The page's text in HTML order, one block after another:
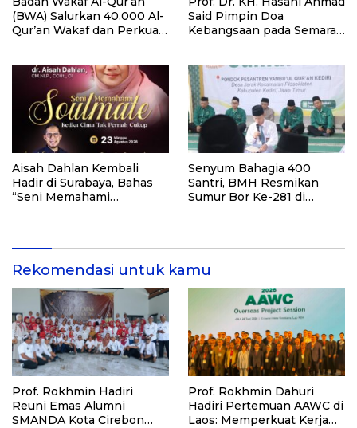
(BWA) Salurkan 40.000 Al-
Qur’an Wakaf dan Perkuat
Said Pimpin Doa
Kebangsaan pada Semarak
dan Pemasyarakatan RI
Aisah Dahlan Kembali
Hadir di Surabaya, Bahas
“Seni Memahami
Senyum Bahagia 400
Santri, BMH Resmikan
Sumur Bor Ke-281 di
Rekomendasi untuk kamu
Prof. Rokhmin Hadiri
Reuni Emas Alumni
SMANDA Kota Cirebon
Prof. Rokhmin Dahuri
Hadiri Pertemuan AAWC di
Laos: Memperkuat Kerja